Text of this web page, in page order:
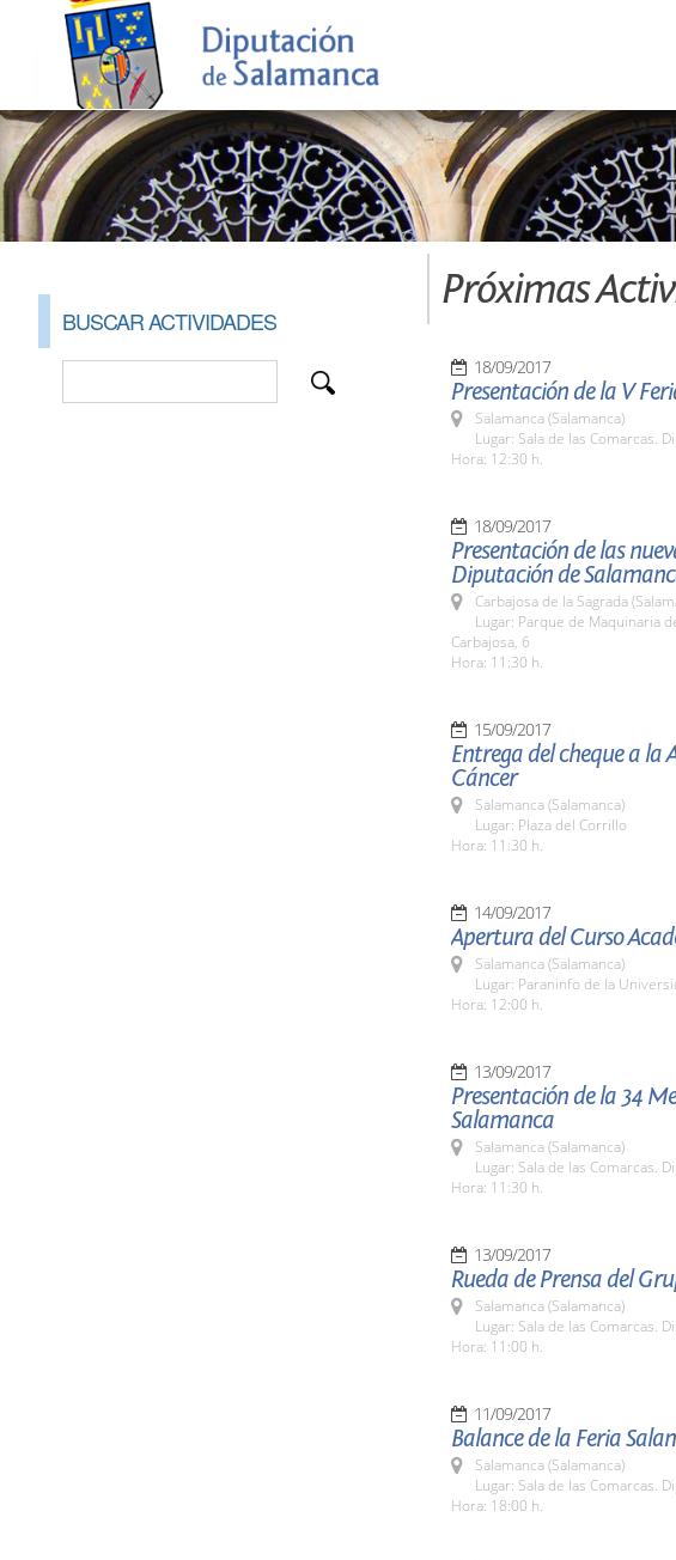
BUSCAR ACTIVIDADES
Próximas
18/09/2017
Presentación de la V
Salamanca (Salamanca)
Lugar: Sala de las Comarcas.
Hora: 12:30 h.
18/09/2017
Presentación de las
Diputación de
Carbajosa de la Sagrada
Lugar: Parque de Maquinaria
Carbajosa, 6
Hora: 11:30 h.
15/09/2017
Entrega del cheque a la
Cáncer
Salamanca (Salamanca)
Lugar: Plaza del Corrillo
Hora: 11:30 h.
14/09/2017
Apertura del Curso
Salamanca (Salamanca)
Lugar: Paraninfo de la
Hora: 12:00 h.
13/09/2017
Presentación de la 34
Salamanca
Salamanca (Salamanca)
Lugar: Sala de las Comarcas.
Hora: 11:30 h.
13/09/2017
Rueda de Prensa del
Salamanca (Salamanca)
Lugar: Sala de las Comarcas.
Hora: 11:00 h.
11/09/2017
Balance de la Feria
Salamanca (Salamanca)
Lugar: Sala de las Comarcas.
Hora: 18:00 h.